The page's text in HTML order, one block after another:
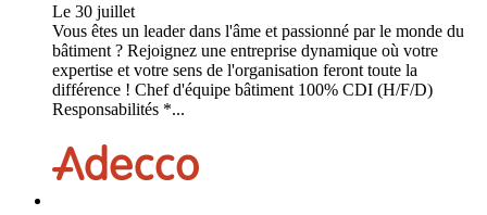
Le 30 juillet
Vous êtes un leader dans l'âme et passionné par le monde du
bâtiment ? Rejoignez une entreprise dynamique où votre
expertise et votre sens de l'organisation feront toute la
différence ! Chef d'équipe bâtiment 100% CDI (H/F/D)
Responsabilités *...